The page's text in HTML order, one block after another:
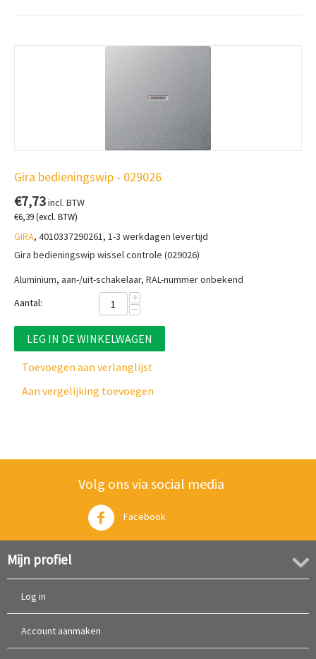
Gira bedieningswip - 029026
€7,73incl. BTW
€6,39(excl. BTW)
GIRA, 4010337290261, 1-3 werkdagen levertijd
Gira bedieningswip wissel controle (029026)
Aluminium, aan-/uit-schakelaar, RAL-nummer onbekend
Aantal:
+
−
LEG IN DE WINKELWAGEN
Toevoegen aan verlanglijst
Aan vergelijking toevoegen
Volg ons via social media
Facebook
Mijn profiel
Log in
Account aanmaken